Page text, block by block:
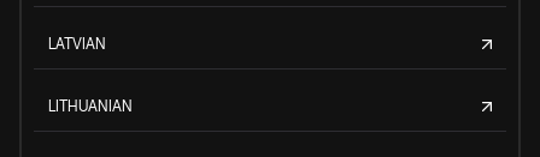
LATVIAN
LITHUANIAN